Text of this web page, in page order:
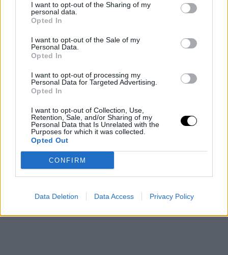
I want to opt-out of the Sharing of my
personal data.
Opted In
I want to opt-out of the Sale of my
Personal Data.
Opted In
I want to opt-out of processing my
Personal Data for Targeted Advertising.
Opted In
I want to opt-out of Collection, Use,
Retention, Sale, and/or Sharing of my
Personal Data that Is Unrelated with the
Purposes for which it was collected.
Opted Out
CONFIRM
Data Deletion Data Access Privacy Policy
#χυλόπιτες_με_τακτΣ αγαπώ σα φίλο
"Σ αγαπω" στο πρωτο ραντεβου
#tedmosby